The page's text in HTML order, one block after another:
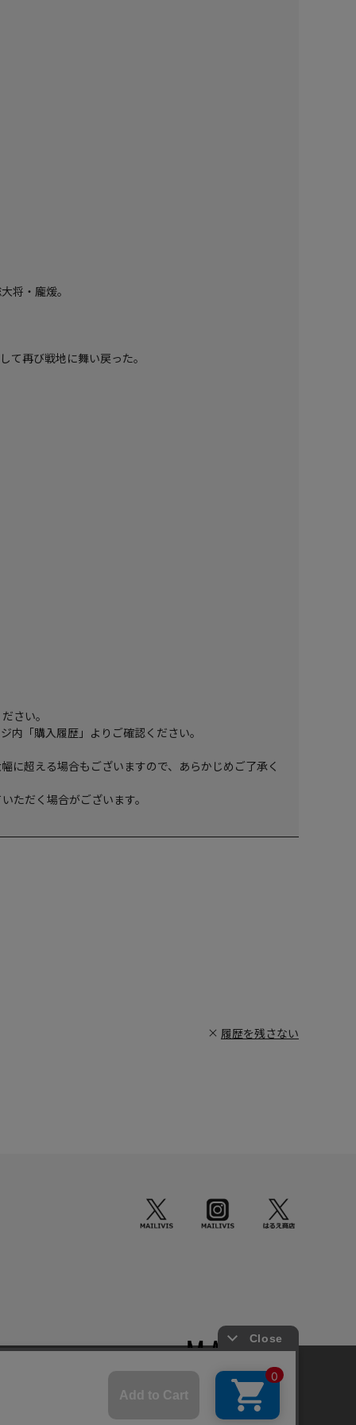
将・龐煖。
再び戦地に舞い戻った。
さい。
「購入履歴」よりご確認ください。
超える場合もございますので、あらかじめご了承く
ただく場合がございます。
履歴を残さない
© STARDUST HD. inc. All Rights Reserved.
を使用しています。